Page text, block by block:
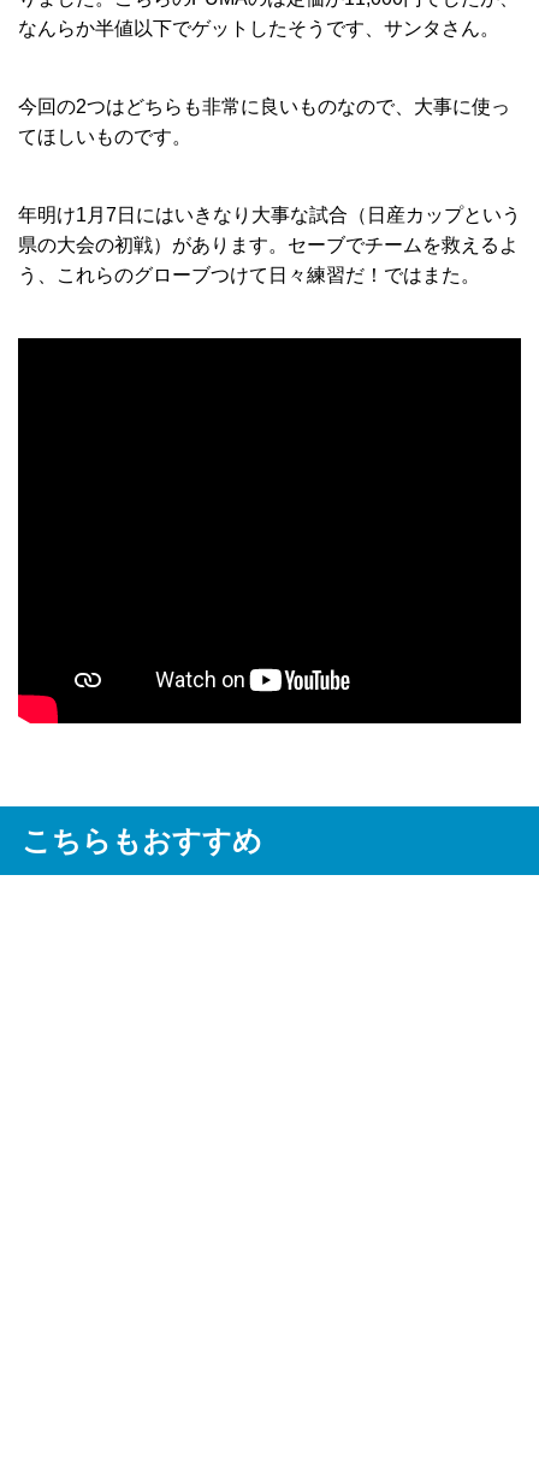
なんらか半値以下でゲットしたそうです、サンタさん。
今回の2つはどちらも非常に良いものなので、大事に使っ
てほしいものです。
年明け1月7日にはいきなり大事な試合（日産カップという
県の大会の初戦）があります。セーブでチームを救えるよ
う、これらのグローブつけて日々練習だ！ではまた。
こちらもおすすめ